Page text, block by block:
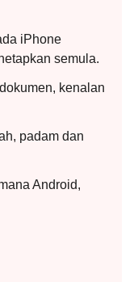
iPhone
semula.
kenalan
padam dan
Android,